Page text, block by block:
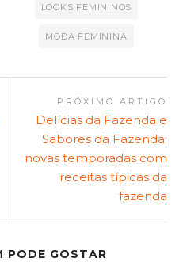
LOOKS FEMININOS
MODA FEMININA
PRÓXIMO ARTIGO
Delícias da Fazenda e
Sabores da Fazenda:
novas temporadas com
receitas típicas da
fazenda
PODE GOSTAR